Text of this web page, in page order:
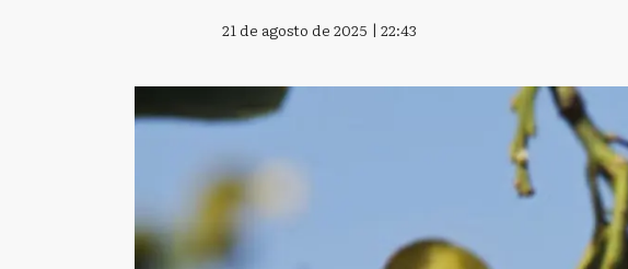
21 de agosto de 2025 | 22:43